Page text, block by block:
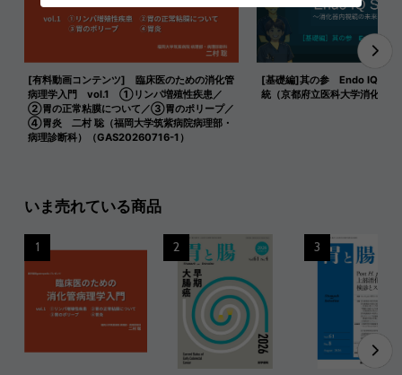
[有料動画コンテンツ] 臨床医のための消化管
病理学入門 vol.1 ①リンパ増殖性疾患／
②胃の正常粘膜について／③胃のポリープ／
④胃炎 二村 聡（福岡大学筑紫病院病理部・
病理診断科）（GAS20260716-1）
[基礎編]其の参 Endo IQ式 経
統（京都府立医科大学消化器内
いま売れている商品
1 2 3